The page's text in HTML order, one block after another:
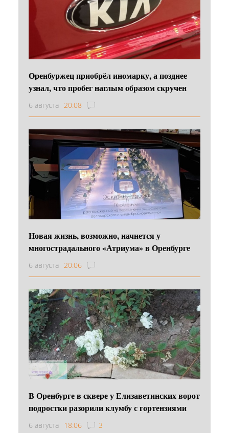
Оренбуржец приобрёл иномарку, а позднее
узнал, что пробег наглым образом скручен
6 августа 20:08
Новая жизнь, возможно, начнется у
многострадального «Атриума» в Оренбурге
6 августа 20:06
В Оренбурге в сквере у Елизаветинских ворот
подростки разорили клумбу с гортензиями
6 августа 18:06 3